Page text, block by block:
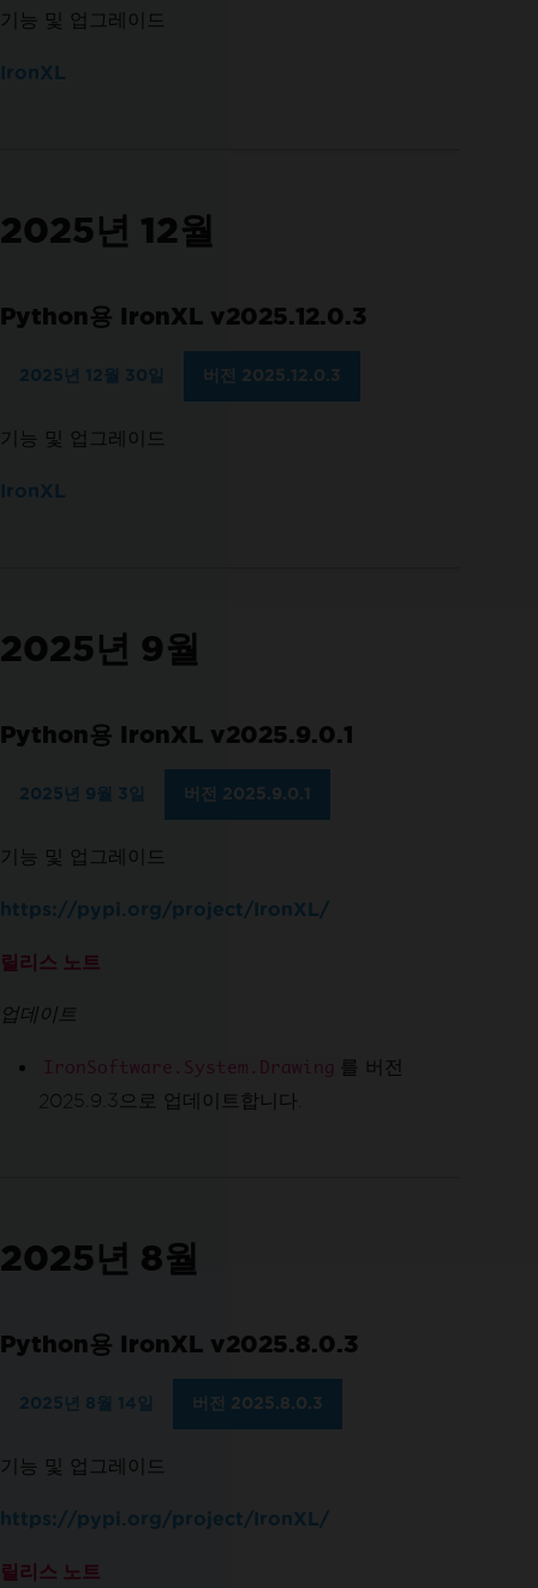
기능 및 업그레이드
IronXL
2025년 12월
Python용 IronXL v2025.12.0.3
2025년 12월 30일 버전 2025.12.0.3
기능 및 업그레이드
IronXL
2025년 9월
Python용 IronXL v2025.9.0.1
2025년 9월 3일 버전 2025.9.0.1
기능 및 업그레이드
https://pypi.org/project/IronXL/
릴리스 노트
업데이트
IronSoftware.System.Drawing
를 버전
2025.9.3으로 업데이트합니다.
2025년 8월
Python용 IronXL v2025.8.0.3
2025년 8월 14일 버전 2025.8.0.3
기능 및 업그레이드
https://pypi.org/project/IronXL/
릴리스 노트